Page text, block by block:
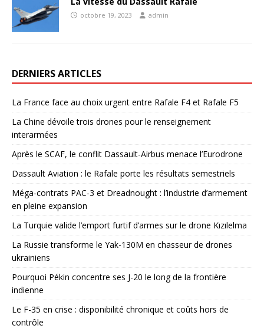
octobre 19, 2023 admin
DERNIERS ARTICLES
La France face au choix urgent entre Rafale F4 et Rafale F5
La Chine dévoile trois drones pour le renseignement
interarmées
Après le SCAF, le conflit Dassault-Airbus menace l’Eurodrone
Dassault Aviation : le Rafale porte les résultats semestriels
Méga-contrats PAC-3 et Dreadnought : l’industrie d’armement
en pleine expansion
La Turquie valide l’emport furtif d’armes sur le drone Kızılelma
La Russie transforme le Yak-130M en chasseur de drones
ukrainiens
Pourquoi Pékin concentre ses J-20 le long de la frontière
indienne
Le F-35 en crise : disponibilité chronique et coûts hors de
contrôle